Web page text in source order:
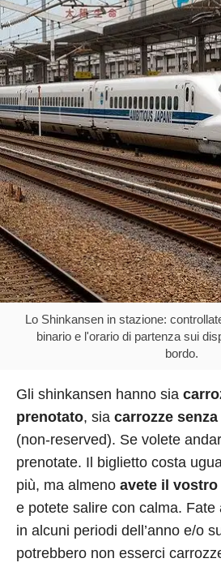
Lo Shinkansen in stazione:
binario e l'orario di partenza sui
bordo.
Gli shinkansen hanno sia
prenotato, sia carrozze
(non-reserved). Se volete
prenotate. Il biglietto costa
più, ma almeno avete il
e potete salire con calma. Fate
in alcuni periodi dell’anno e/o
potrebbero non esserci